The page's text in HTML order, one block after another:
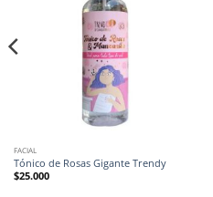
FACIAL
Tónico de Rosas Gigante Trendy
$25.000